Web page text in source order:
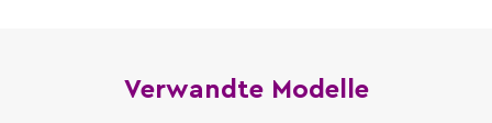
Verwandte Modelle